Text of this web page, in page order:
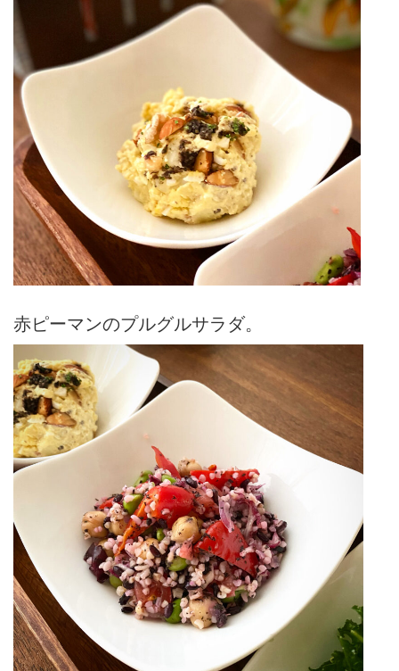
赤ピーマンのプルグルサラダ。